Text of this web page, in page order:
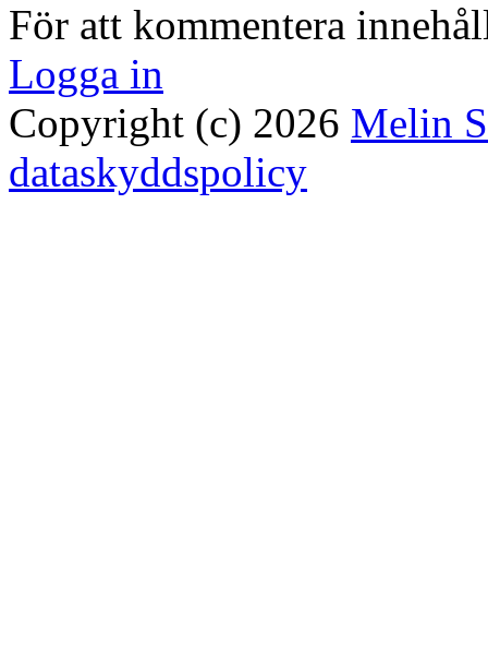
För att kommentera
Logga in
Copyright (c) 2026 Melin
dataskyddspolicy